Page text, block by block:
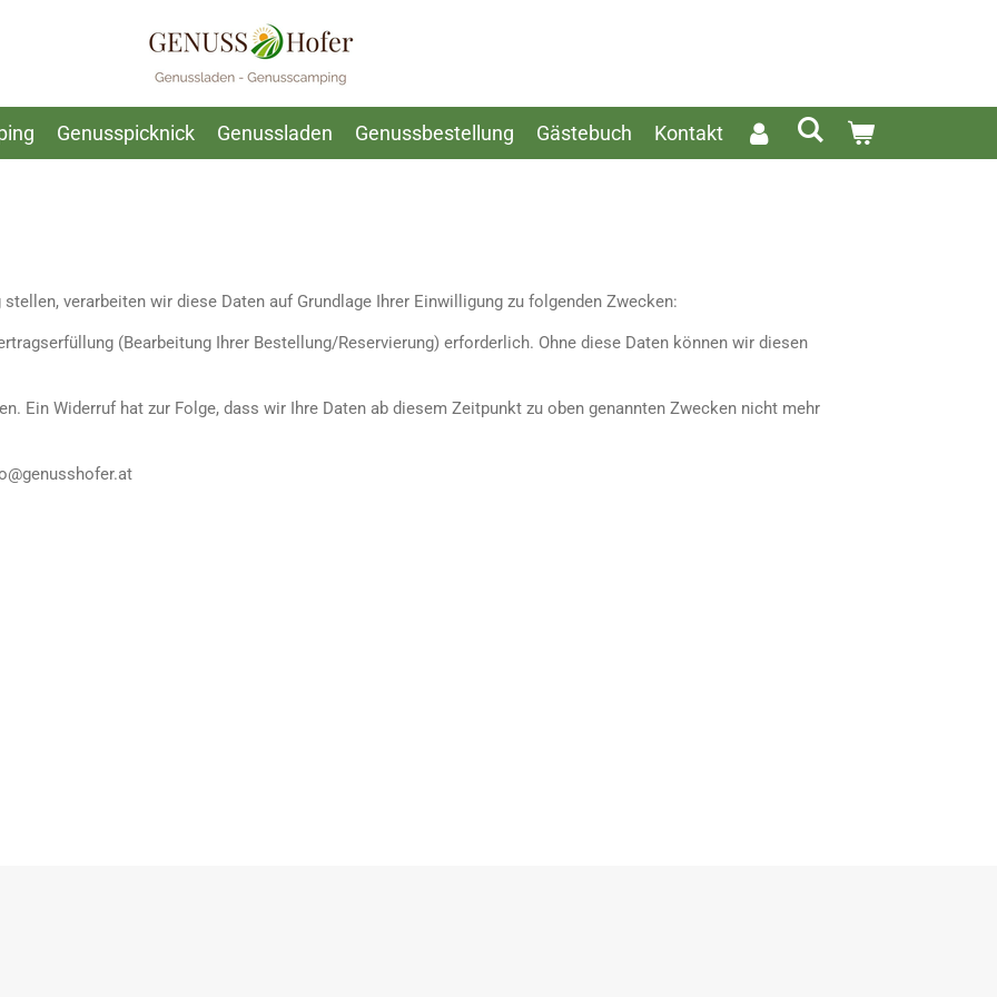
Genusspicknick Genussladen Genussbestellung Gästebuch Kontakt
verarbeiten wir diese Daten auf Grundlage Ihrer Einwilligung zu folgenden Zwecken:
(Bearbeitung Ihrer Bestellung/Reservierung) erforderlich. Ohne diese Daten können wir diesen
Ein Widerruf hat zur Folge, dass wir Ihre Daten ab diesem Zeitpunkt zu oben genannten Zwecken nicht mehr